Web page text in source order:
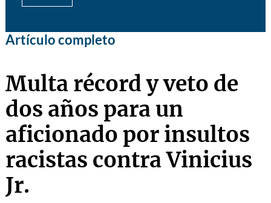
Artículo completo
Multa récord y veto de
dos años para un
aficionado por insultos
racistas contra Vinicius
Jr.